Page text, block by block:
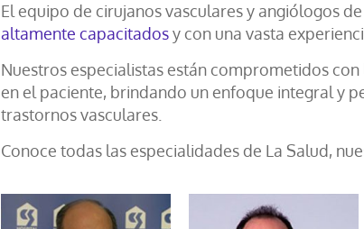
El equipo de cirujanos vasculares y angiólogos
altamente capacitadosy con una vasta
Nuestros especialistas están comprometidos
en el paciente, brindando un enfoque integral y
trastornos vasculares.
Conoce todas las especialidades de La Salud,